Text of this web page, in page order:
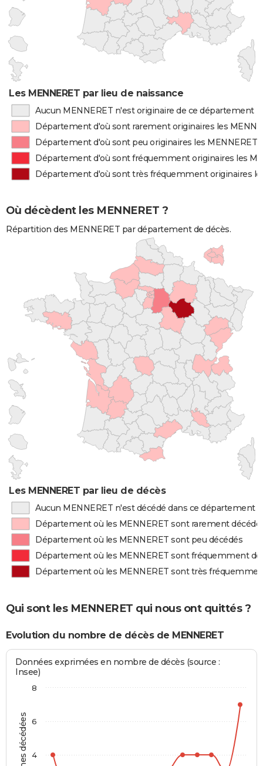
Les MENNERET par lieu de naissance
Aucun MENNERET n'est originaire de ce département
Département d'où sont rarement originaires les
Département d'où sont peu originaires les MENNERET
Département d'où sont fréquemment originaires les
Département d'où sont très fréquemment originaires
Où décèdent les MENNERET ?
Répartition des MENNERET par département de décès.
Les MENNERET par lieu de décès
Aucun MENNERET n'est décédé dans ce département
Département où les MENNERET sont rarement
Département où les MENNERET sont peu décédés
Département où les MENNERET sont fréquemment
Département où les MENNERET sont très
Qui sont les MENNERET qui nous ont quittés ?
Evolution du nombre de décès de MENNERET
Données exprimées en nombre de décès (source :
Insee)
4
6
8